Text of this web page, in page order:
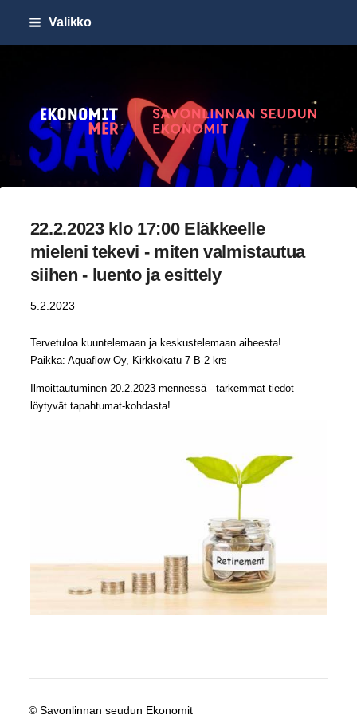
Siirry
Valikko
Savonlinnan seudun
22.2.2023 klo 17:00 Eläkkeelle
mieleni tekevi - miten valmistautua
siihen - luento ja esittely
5.2.2023
Tervetuloa kuuntelemaan ja keskustelemaan aiheesta!
Paikka: Aquaflow Oy, Kirkkokatu 7 B-2 krs
Ilmoittautuminen 20.2.2023 mennessä - tarkemmat tiedot
löytyvät tapahtumat-kohdasta!
© Savonlinnan seudun Ekonomit